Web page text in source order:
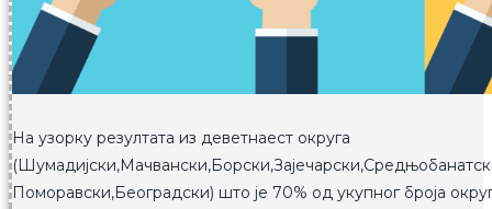
На узорку резултата из деветнаест округа
Поморавски,Београдски) што је 70% од укупног броја